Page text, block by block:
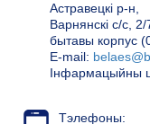
Астравецкі р-н,
Варнянскі с/с,
бытавы корпус
Е-mail:
Інфармацыйны
Тэлефоны: